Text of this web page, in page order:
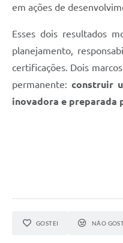
em ações de
Esses dois resultados
planejamento,
certificações. Dois
permanente: construir
inovadora e preparada
GOSTEI NÃO